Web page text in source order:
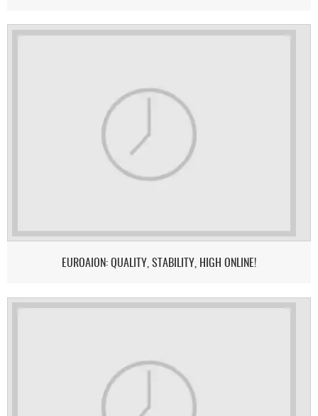
EUROAION: QUALITY, STABILITY, HIGH ONLINE!